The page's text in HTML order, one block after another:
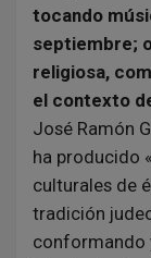
tocando
septiembre;
religiosa,
el contexto
José Ramón
ha producido
culturales de
tradición
conformando